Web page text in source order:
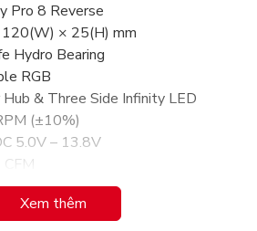
Pro 8 Reverse
× 25(H) mm
Hydro Bearing
RGB
& Three Side Infinity LED
(±10%)
5.0V – 13.8V
CFM
Xem thêm